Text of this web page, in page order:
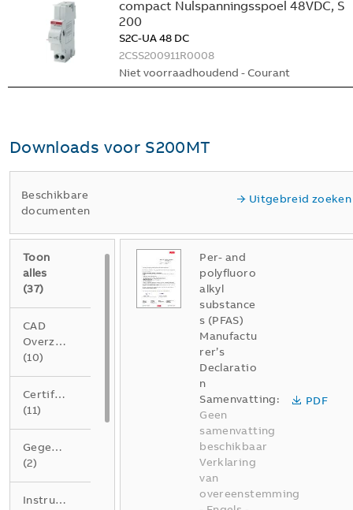
compact Nulspanningsspoel 48VDC, S
200
S2C-UA 48 DC
2CSS200911R0008
Niet voorraadhoudend - Courant
Downloads voor S200MT
Beschikbare
documenten
Uitgebreid zoeken
Toon
alles
(37)
CAD
Overzichtstekening
(10)
Certificaat
(11)
Gegevensblad
(2)
Instructie
Per- and
polyfluoro
alkyl
substance
s (PFAS)
Manufactu
rer’s
Declaratio
n
Samenvatting:
Geen
samenvatting
beschikbaar
Verklaring
van
overeenstemming
PDF